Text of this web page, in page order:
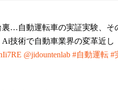
裏…自動運転車の実証実験、
Ai技術で自動車業界の変革近
@jidountenlab #自動運転 #